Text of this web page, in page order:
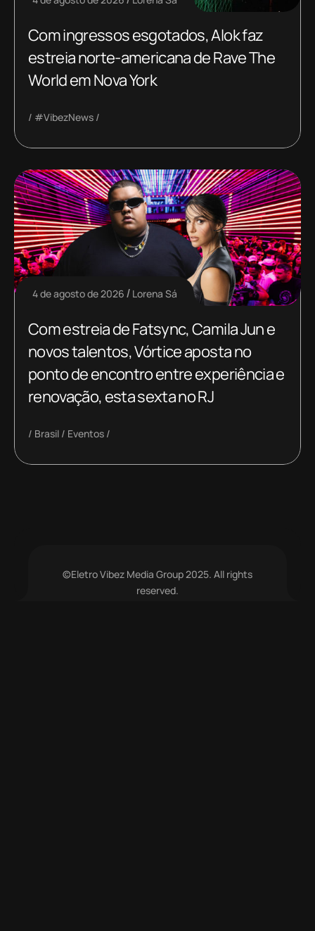
Com ingressos esgotados, Alok faz
estreia norte-americana de Rave The
World em Nova York
#VibezNews
4 de agosto de 2026 Lorena Sá
Com estreia de Fatsync, Camila Jun e
novos talentos, Vórtice aposta no
ponto de encontro entre experiência e
renovação, esta sexta no RJ
Brasil Eventos
©Eletro Vibez Media Group 2025. All rights
reserved.